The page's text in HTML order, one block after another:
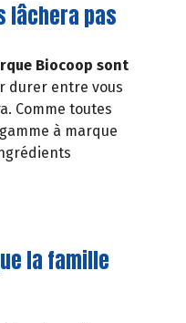
lâchera pas
Biocoop sont
durer entre vous
Comme toutes
à marque
la famille